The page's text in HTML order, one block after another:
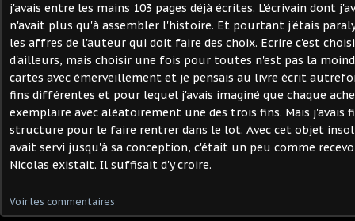
j'avais entre les mains 103 pages déjà écrites. L'écrivain dont
n'avait plus qu'à assembler l'histoire. Et pourtant j'étais
les affres de l'auteur qui doit faire des choix. Ecrire c'est
d'ailleurs, mais choisir une fois pour toutes n'est pas la
cartes avec émerveillement et je pensais au livre écrit
fins différentes et pour lequel j'avais imaginé que chaque
exemplaire avec aléatoirement une des trois fins. Mais j'avais
structure pour le faire rentrer dans le lot. Avec cet objet
avait servi jusqu'à sa conception, c'était un peu comme
Nicolas existait. Il suffisait d'y croire.
Voir les commentaires